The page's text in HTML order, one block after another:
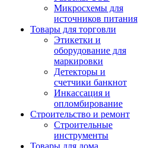
Микросхемы для
источников питания
Товары для торговли
Этикетки и
оборудование для
маркировки
Детекторы и
счетчики банкнот
Инкассация и
опломбирование
Строительство и ремонт
Строительные
инструменты
Товары для дома